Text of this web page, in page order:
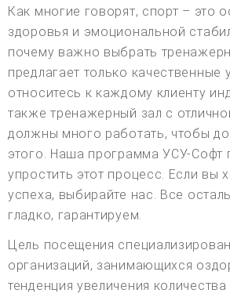
Как многие говорят, спорт – это
здоровья и эмоциональной
почему важно выбрать
предлагает только качественные
относитесь к каждому клиенту
также тренажерный зал с
должны много работать, чтобы
этого. Наша программа УСУ-Софт
упростить этот процесс. Если вы
успеха, выбирайте нас. Все
гладко, гарантируем.
Цель посещения
организаций, занимающихся
тенденция увеличения